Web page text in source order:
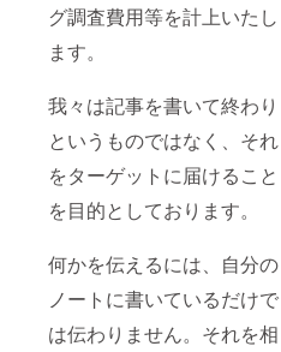
グ調査費用等を計上いたし
ます。
我々は記事を書いて終わり
というものではなく、それ
をターゲットに届けること
を目的としております。
何かを伝えるには、自分の
ノートに書いているだけで
は伝わりません。それを相